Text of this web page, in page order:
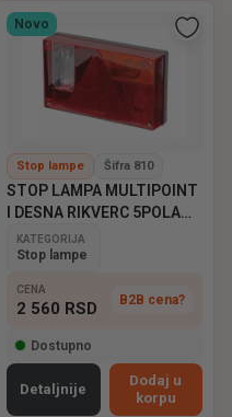
Novo
Stop lampe Šifra 810
STOP LAMPA MULTIPOINT
I DESNA RIKVERC 5POLA
ASPOCK
KATEGORIJA
Stop lampe
CENA
2 560 RSD B2B cena?
Dostupno
Detaljnije
Dodaj u
korpu